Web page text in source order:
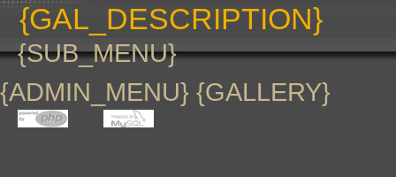
{GAL_DESCRIPTION}
{SUB_MENU}
{ADMIN_MENU} {GALLERY}